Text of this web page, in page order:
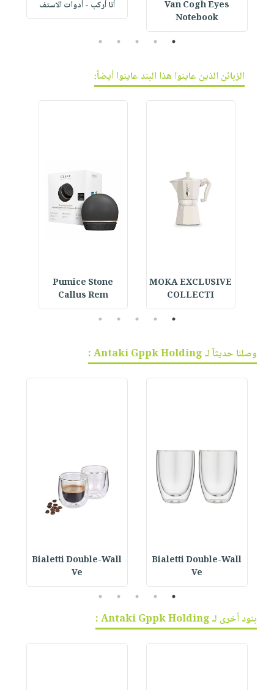
Van Cogh Eyes
Notebook
أنا أركب - أدوات الاستف
1
2
3
4
5
الزبائن الذين عاينوا هذا البند عاينوا أيضاً:
MOKA EXCLUSIVE
COLLECTI
Pumice Stone
Callus Rem
1
2
3
4
5
وصلنا حديثاً لـ Antaki Gppk Holding :
Bialetti Double-Wall
Ve
Bialetti Double-Wall
Ve
1
2
3
4
5
بنود أخرى لـ Antaki Gppk Holding :